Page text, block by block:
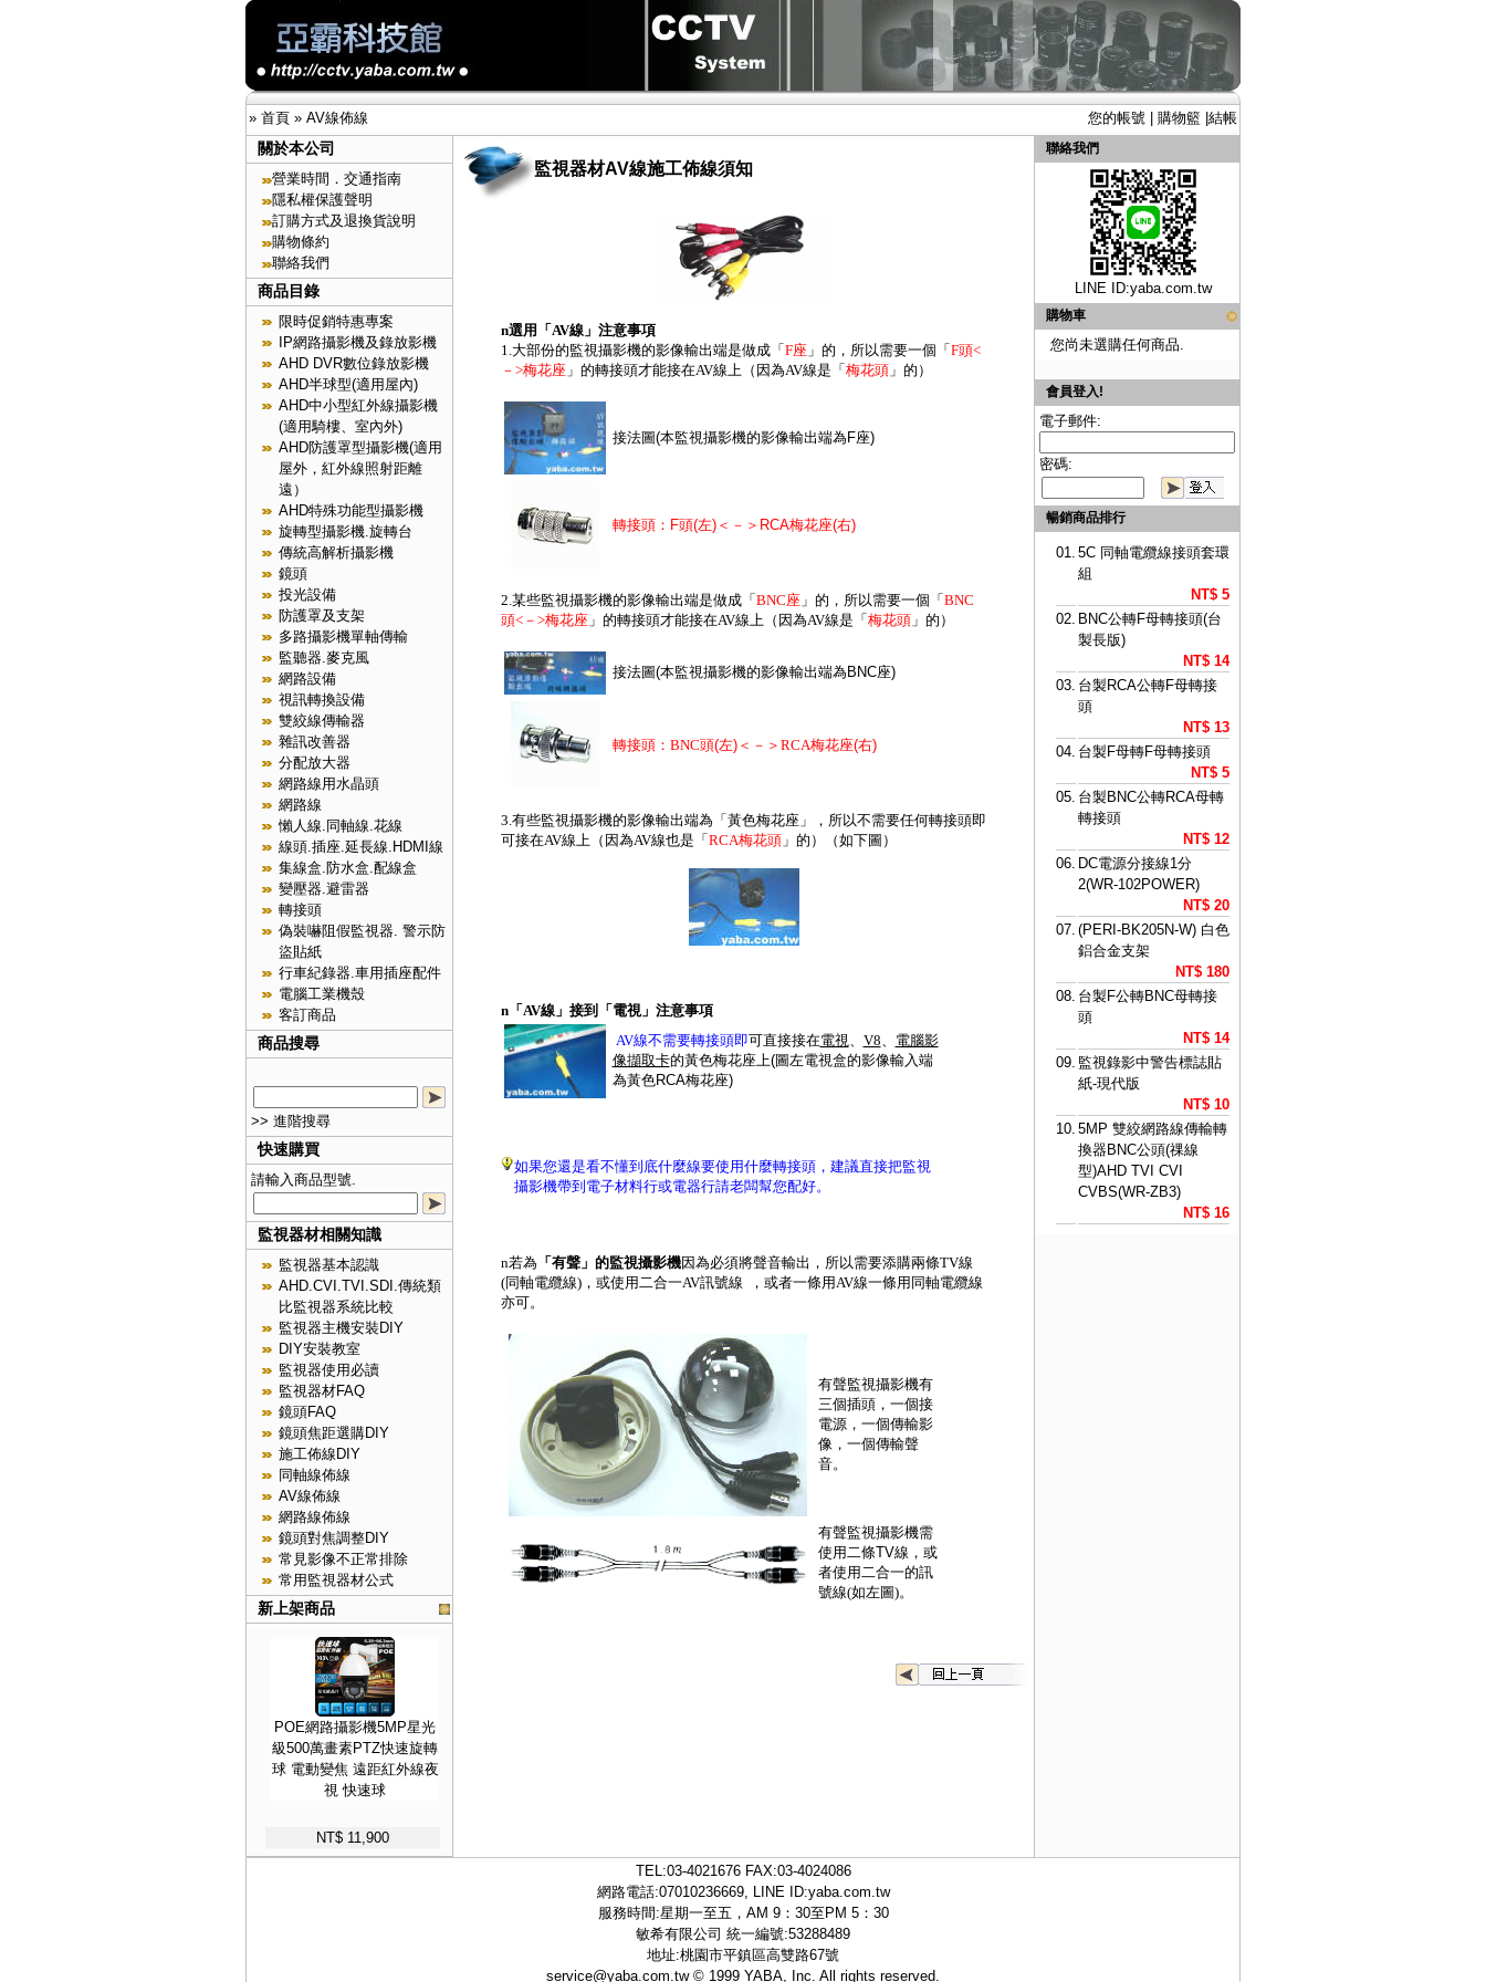
» 首頁 » AV線佈線 您的帳號 購物籃 結帳
關於本公司
營業時間．交通指南
隱私權保護聲明
訂購方式及退換貨說明
購物條約
聯絡我們
商品目錄
限時促銷特惠專案
IP網路攝影機及錄放影機
AHD DVR數位錄放影機
AHD半球型(適用屋內)
AHD中小型紅外線攝影機
(適用騎樓、室內外)
AHD防護罩型攝影機(適用
屋外，紅外線照射距離
遠）
AHD特殊功能型攝影機
旋轉型攝影機.旋轉台
傳統高解析攝影機
鏡頭
投光設備
防護罩及支架
多路攝影機單軸傳輸
監聽器.麥克風
網路設備
視訊轉換設備
雙絞線傳輸器
雜訊改善器
分配放大器
網路線用水晶頭
網路線
懶人線.同軸線.花線
線頭.插座.延長線.HDMI線
集線盒.防水盒.配線盒
變壓器.避雷器
轉接頭
偽裝嚇阻假監視器. 警示防
盜貼紙
行車紀錄器.車用插座配件
電腦工業機殼
客訂商品
商品搜尋
>> 進階搜尋
快速購買
請輸入商品型號.
監視器材相關知識
監視器基本認識
AHD.CVI.TVI.SDI.傳統類
比監視器系統比較
監視器主機安裝DIY
DIY安裝教室
監視器使用必讀
監視器材FAQ
鏡頭FAQ
鏡頭焦距選購DIY
施工佈線DIY
同軸線佈線
AV線佈線
網路線佈線
鏡頭對焦調整DIY
常見影像不正常排除
常用監視器材公式
新上架商品
POE網路攝影機5MP星光
級500萬畫素PTZ快速旋轉
球 電動變焦 遠距紅外線夜
視 快速球
NT$ 11,900
監視器材AV線施工佈線須知
n選用「AV線」注意事項
1.大部份的監視攝影機的影像輸出端是做成「 F座」的，所以需要一個「 F頭<
－>梅花座」的轉接頭才能接在AV線上（因為AV線是「 梅花頭」的）
接法圖(本監視攝影機的影像輸出端為F座)
轉接頭：F頭(左)＜－＞RCA梅花座(右)
2.某些監視攝影機的影像輸出端是做成「 BNC座」的，所以需要一個「 BNC
頭<－>梅花座」的轉接頭才能接在AV線上（因為AV線是「 梅花頭」的）
接法圖(本監視攝影機的影像輸出端為BNC座)
轉接頭： BNC頭(左)＜－＞ RCA梅花座(右)
3.有些監視攝影機的影像輸出端為「黃色梅花座」，所以不需要任何轉接頭即
可接在AV線上（因為AV線也是「 RCA梅花頭」的）（如下圖）
n「AV線」接到「電視」注意事項
AV線不需要轉接頭即可直接接在電視 V8
電腦影
像擷取卡的黃色梅花座上(圖左電視盒的影像輸入端
為黃色RCA梅花座)
如果您還是看不懂到底什麼線要使用什麼轉接頭，建議直接把監視
攝影機帶到電子材料行或電器行請老闆幫您配好。
n若為 「有聲」的監視攝影機因為必須將聲音輸出，所以需要添購兩條TV線
(同軸電纜線)， 或使用二合一AV訊號線 ，或者一條用AV線一條用同軸電纜線
亦可。
有聲監視攝影機有
三個插頭，一個接
電源，一個傳輸影
像，一個傳輸聲
音。
有聲監視攝影機需
使用二條TV線， 或
者使用二合一的訊
號線(如左圖)。
聯絡我們
LINE ID:yaba.com.tw
購物車
您尚未選購任何商品.
會員登入!
電子郵件:
密碼:
暢銷商品排行
01. 5C 同軸電纜線接頭套環
組
NT$ 5
02. BNC公轉F母轉接頭(台
製長版)
NT$ 14
03. 台製RCA公轉F母轉接
頭
NT$ 13
04. 台製F母轉F母轉接頭
NT$ 5
05. 台製BNC公轉RCA母轉
轉接頭
NT$ 12
06. DC電源分接線1分
2(WR-102POWER)
NT$ 20
07. (PERI-BK205N-W) 白色
鋁合金支架
NT$ 180
08. 台製F公轉BNC母轉接
頭
NT$ 14
09. 監視錄影中警告標誌貼
紙-現代版
NT$ 10
10. 5MP 雙絞網路線傳輸轉
換器BNC公頭(祼線
型)AHD TVI CVI
CVBS(WR-ZB3)
NT$ 16
TEL:03-4021676FAX:03-4024086
網路電話:07010236669, LINE ID:yaba.com.tw
服務時間:星期一至五，AM 9：30至PM 5：30
敏希有限公司 統一編號:53288489
地址:桃園市平鎮區高雙路67號
service@yaba.com.tw© 1999 YABA, Inc. All rights reserved.